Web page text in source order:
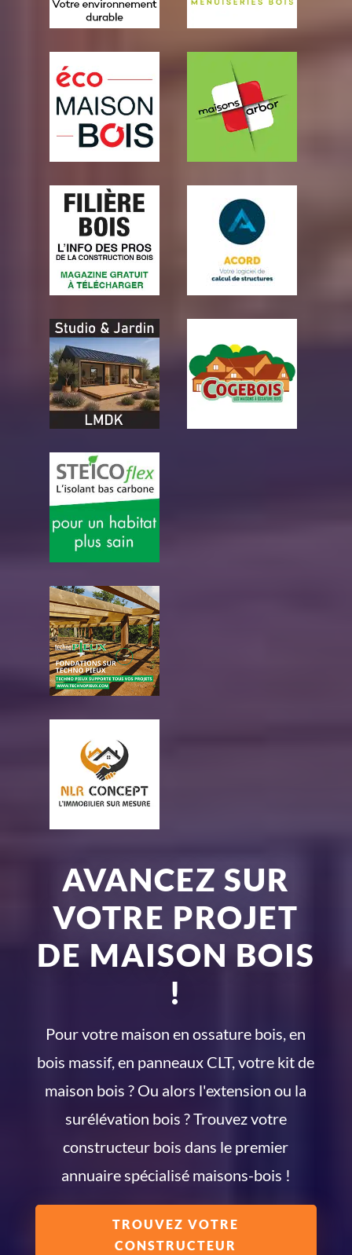
AVANCEZ SUR
VOTRE PROJET
DE MAISON BOIS
!
Pour votre maison en ossature bois, en
bois massif, en panneaux CLT, votre kit de
maison bois ? Ou alors l'extension ou la
surélévation bois ? Trouvez votre
constructeur bois dans le premier
annuaire spécialisé maisons-bois !
TROUVEZ VOTRE
CONSTRUCTEUR